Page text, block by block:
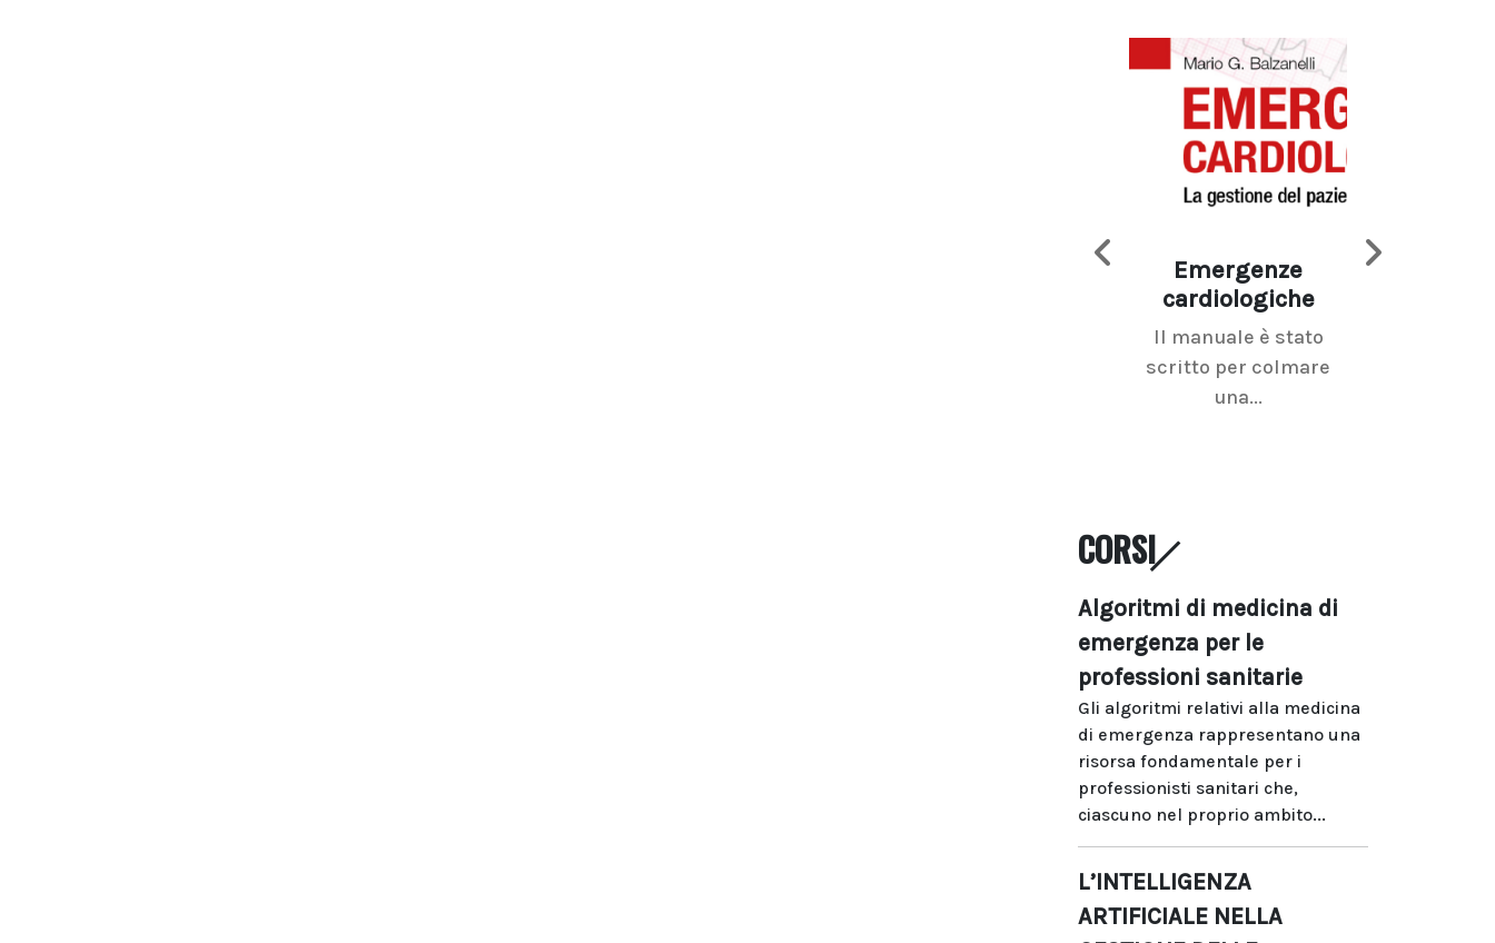
Emergenze
cardiologiche
Il manuale è stato
scritto per colmare
una...
CORSI
Algoritmi di medicina di
emergenza per le
professioni sanitarie
Gli algoritmi relativi alla medicina
di emergenza rappresentano una
risorsa fondamentale per i
professionisti sanitari che,
ciascuno nel proprio ambito...
L’INTELLIGENZA
ARTIFICIALE NELLA